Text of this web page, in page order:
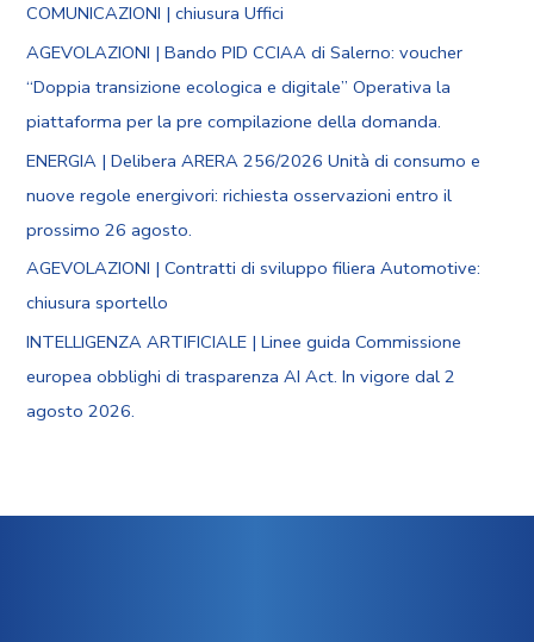
COMUNICAZIONI | chiusura Uffici
AGEVOLAZIONI | Bando PID CCIAA di Salerno: voucher
“Doppia transizione ecologica e digitale” Operativa la
piattaforma per la pre compilazione della domanda.
ENERGIA | Delibera ARERA 256/2026 Unità di consumo e
nuove regole energivori: richiesta osservazioni entro il
prossimo 26 agosto.
AGEVOLAZIONI | Contratti di sviluppo filiera Automotive:
chiusura sportello
INTELLIGENZA ARTIFICIALE | Linee guida Commissione
europea obblighi di trasparenza AI Act. In vigore dal 2
agosto 2026.